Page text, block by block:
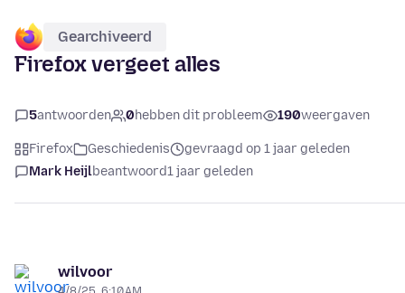
Gearchiveerd
Firefox vergeet alles
5antwoorden 0hebben dit probleem 190weergaven
Firefox Geschiedenis
gevraagd op 1 jaar geleden
Mark Heijlbeantwoord1 jaar geleden
wilvoor